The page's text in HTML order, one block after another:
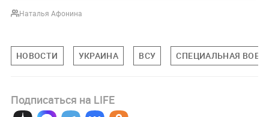
Наталья Афонина
НОВОСТИ УКРАИНА ВСУ СПЕЦИАЛЬНАЯ
Подписаться на LIFE